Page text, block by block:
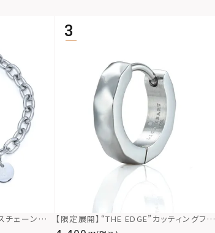
ェーンブレ
ンレス（金
【限定展開】“THE EDGE”カッティングフー
プピアス/サージカルステンレス（金属アレ